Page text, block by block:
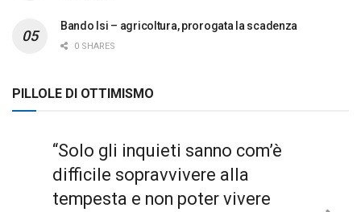
Bando Isi – agricoltura, prorogata la scadenza
0 SHARES
PILLOLE DI OTTIMISMO
“Solo gli inquieti sanno com’è
difficile sopravvivere alla
tempesta e non poter vivere